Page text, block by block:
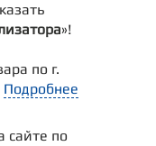
»!
по г.
Подробнее
сайте по